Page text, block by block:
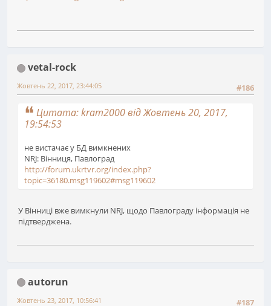
vetal-rock
#186
Жовтень 22, 2017, 23:44:05
Цитата: kram2000 від Жовтень 20, 2017,
19:54:53
не вистачає у БД вимкнених
NRJ: Вінниця, Павлоград
http://forum.ukrtvr.org/index.php?
topic=36180.msg119602#msg119602
У Вінниці вже вимкнули NRJ, щодо Павлограду інформація не
підтверджена.
autorun
#187
Жовтень 23, 2017, 10:56:41